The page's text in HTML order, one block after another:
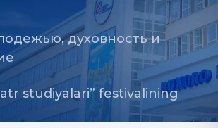
духовность и
studiyalari” festivalining